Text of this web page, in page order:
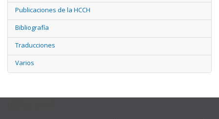
Publicaciones de la HCCH
Bibliografía
Traducciones
Varios